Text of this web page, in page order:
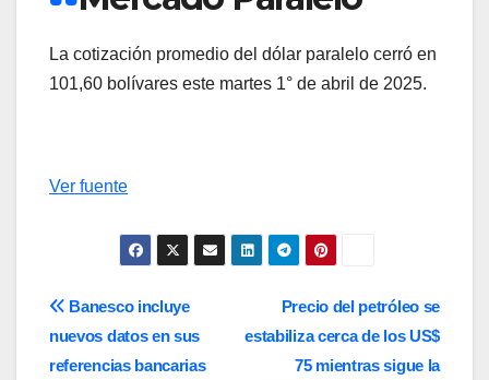
La cotización promedio del dólar paralelo cerró en
101,60 bolívares este martes 1° de abril de 2025.
Ver fuente
Navegación
de
Precio del petróleo se
estabiliza cerca de los US$
75 mientras sigue la
Banesco incluye
nuevos datos en sus
referencias bancarias